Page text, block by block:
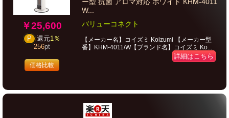
￥25,600
P 還元1％
256pt
価格比較
W...
バリューコネクト
【メーカー名】コイズミ Koizumi 【メーカー型
番】KHM-4011/W【ブランド名】コイズミ Ko...
詳細はこちら